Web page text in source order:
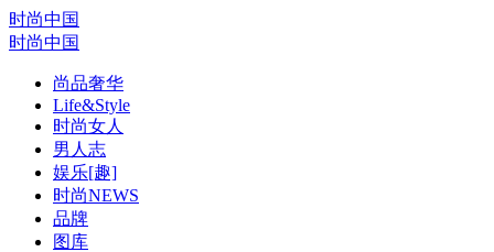
时尚中国
时尚中国
尚品奢华
Life&Style
时尚女人
男人志
娱乐[趣]
时尚NEWS
品牌
图库